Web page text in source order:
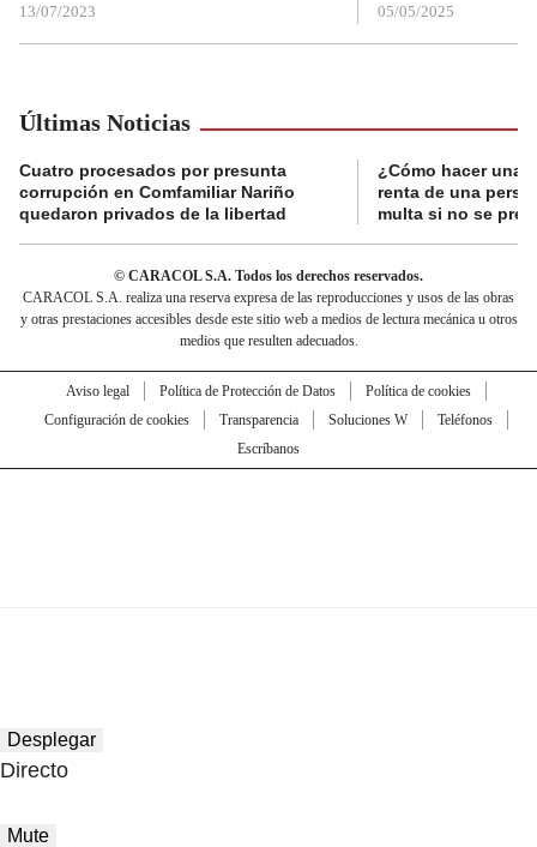
13/07/2023 05/05/2025
Últimas Noticias
Cuatro procesados por presunta
corrupción en Comfamiliar Nariño
quedaron privados de la libertad
¿Cómo hacer una
renta de una
multa si no se
© CARACOL S.A. Todos los derechos reservados.
CARACOL S.A. realiza una reserva expresa de las reproducciones y usos de las obras
y otras prestaciones accesibles desde este sitio web a medios de lectura mecánica u otros
medios que resulten adecuados.
Aviso legal Política de Protección de Datos
Política de cookies
Configuración de cookies
Transparencia Soluciones W
Teléfonos
Escríbanos
Desplegar
Directo
Mute